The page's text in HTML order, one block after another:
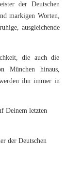
der Deutschen
markigen Worten,
ausgleichende
die auch die
München hinaus,
ihn immer in
Deinem letzten
der Deutschen